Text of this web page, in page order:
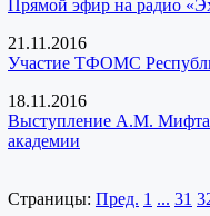
Прямой эфир на радио
21.11.2016
Участие ТФОМС
18.11.2016
Выступление А.М.
академии
Страницы: Пред. 1 ... 31